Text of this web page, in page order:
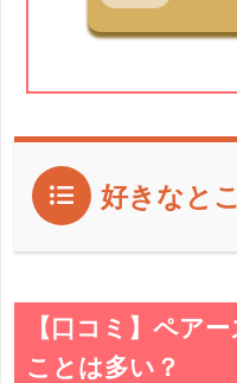
好きなと
【口コミ】ペア
ことは多い？